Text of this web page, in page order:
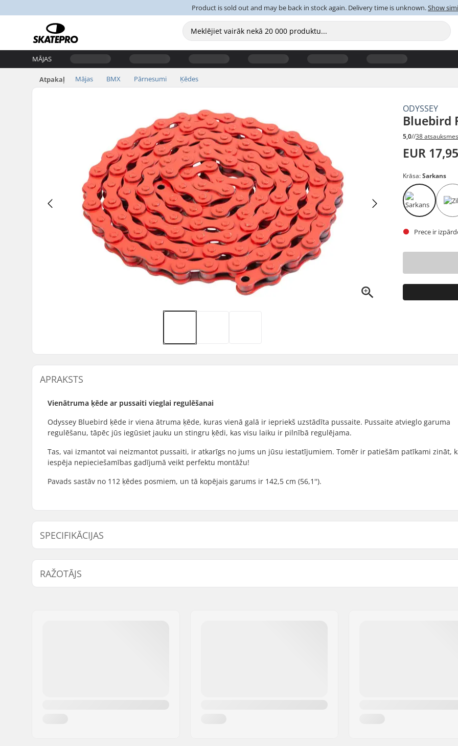
Product is sold out and may be back in stock again. Delivery time is unknown.Show
MĀJAS
Atpakaļ Mājas BMX Pārnesumi Ķēdes
ODYSSEY
Bluebird
5,0//38
EUR
Krāsa:Sarkans
Prece ir
APRAKSTS
Vienātruma ķēde ar pussaiti vieglai regulēšanai
Odyssey Bluebird ķēde ir viena ātruma ķēde, kuras vienā galā ir iepriekš uzstādīta pussaite. Pussaite atvieglo garuma
regulēšanu, tāpēc jūs iegūsiet jauku un stingru ķēdi, kas visu laiku ir pilnībā regulējama.
Tas, vai izmantot vai neizmantot pussaiti, ir atkarīgs no jums un jūsu iestatījumiem. Tomēr ir patiešām patīkami zināt,
iespēja nepieciešamības gadījumā veikt perfektu montāžu!
Pavads sastāv no 112 ķēdes posmiem, un tā kopējais garums ir 142,5 cm (56,1'').
SPECIFIKĀCIJAS
Ķēdes veids:
Single speed
Ķēdes posmu skaits:
Svars:
RAŽOTĀJS